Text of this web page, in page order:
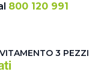
800 120 991
3 PEZZI